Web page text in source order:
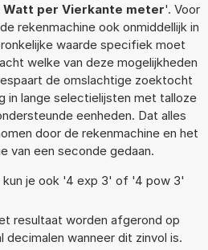
per Vierkante meter'. Voor
rekenmachine ook onmiddellijk in
waarde specifiek moet
welke van deze mogelijkheden
de omslachtige zoektocht
in lange selectielijsten met talloze
eenheden. Dat alles
door de rekenmachine en het
van een seconde gedaan.
kun je ook '4 exp 3' of '4 pow 3'
resultaat worden afgerond op
decimalen wanneer dit zinvol is.